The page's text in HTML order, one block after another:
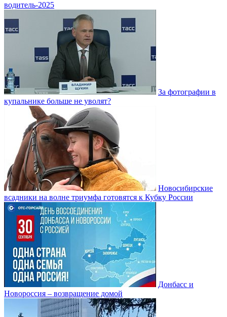
водитель-2025
За фотографии в
купальнике больше не уволят?
Новосибирские
всадники на волне триумфа готовятся к Кубку России
Донбасс и
Новороссия – возвращение домой